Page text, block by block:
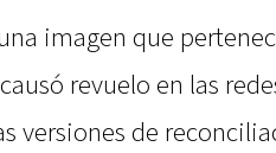
imagen que
causó revuelo en las
versiones de